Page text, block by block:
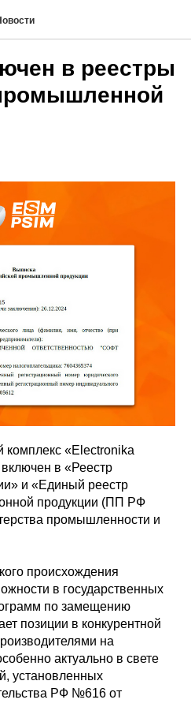
в реестры
«Electronika
в «Реестр
и «Единый реестр
продукции (ПП РФ
промышленности и
происхождения
в государственных
по замещению
позиции в конкурентной
на
актуально в свете
установленных
РФ №616 от